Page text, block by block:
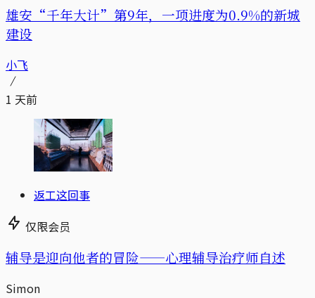
雄安“千年大计”第9年，一项进度为0.9%的新城
建设
小飞
1 天前
返工这回事
仅限会员
辅导是迎向他者的冒险——心理辅导治疗师自述
Simon